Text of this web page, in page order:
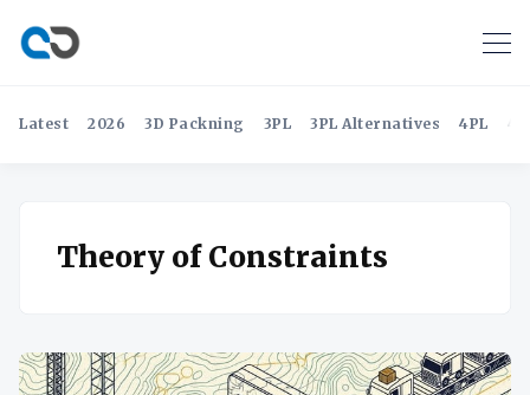
Latest 2026 3D Packning 3PL 3PL Alternatives 4PL
Theory of Constraints